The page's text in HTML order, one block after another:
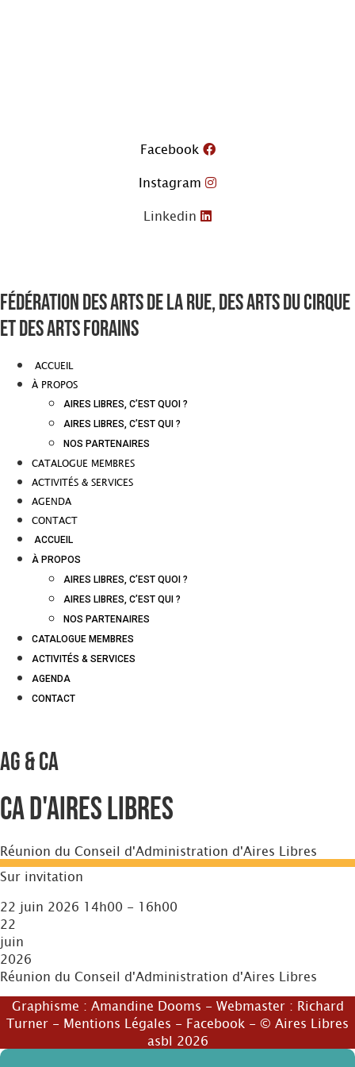
Facebook
Instagram
Linkedin
Fédération des arts de la rue, des arts du cirque
et des arts forains
ACCUEIL
À PROPOS
AIRES LIBRES, C’EST QUOI ?
AIRES LIBRES, C’EST QUI ?
NOS PARTENAIRES
CATALOGUE MEMBRES
ACTIVITÉS & SERVICES
AGENDA
CONTACT
ACCUEIL
À PROPOS
AIRES LIBRES, C’EST QUOI ?
AIRES LIBRES, C’EST QUI ?
NOS PARTENAIRES
CATALOGUE MEMBRES
ACTIVITÉS & SERVICES
AGENDA
CONTACT
AG & CA
CA d'Aires Libres
Réunion du Conseil d'Administration d'Aires Libres
Sur invitation
22 juin 2026 14h00 - 16h00
22
juin
2026
Réunion du Conseil d'Administration d'Aires Libres
Graphisme : Amandine Dooms - Webmaster : Richard
Turner - Mentions Légales - Facebook - © Aires Libres
asbl 2026